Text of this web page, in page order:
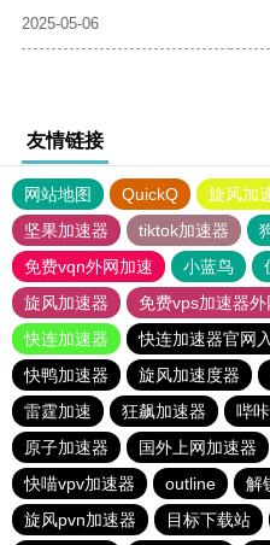
2025-05-06
友情链接
网站地图 QuickQ 旋风加
坚果加速器
tiktok加速器
免费vqn外网加速
小蓝鸟
旋风加速器
免费vps加速器外
快连加速器
快连加速器官网
快鸭加速器
旋风加速度器
雷霆加速
狂飙加速器 哔
原子加速器
国外上网加速器
快喵vpv加速器
outline 解
旋风pvn加速器
目标下载站